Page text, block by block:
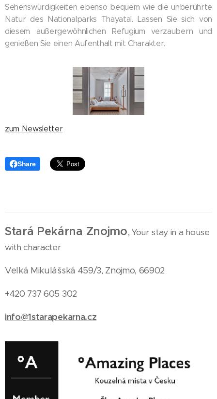
Sehenswürdigkeiten ebenso bequem wie die unberührte
Natur des Nationalparks Thayatal. Lassen Sie sich von
diesem außergewöhnlichen Refugium verzaubern und
genießen Sie einen Aufenthalt mit Charakter.
zum Newsletter
Share
Stará Pekárna Znojmo, Your stay in a house
with character
Velká Mikulášská 459/3, Znojmo, 66902
+420 737 605 302
info@1starapekarna.cz